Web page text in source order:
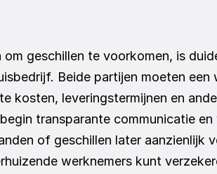
geschillen te voorkomen, is
Beide partijen moeten
kosten, leveringstermijnen en
transparante communicatie
of geschillen later aanzienlijk
werknemers kunt